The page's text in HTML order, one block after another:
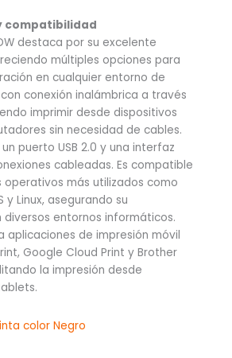
compatibilidad
destaca por su excelente
múltiples opciones para
en cualquier entorno de
conexión inalámbrica a través
imprimir desde dispositivos
sin necesidad de cables.
puerto USB 2.0 y una interfaz
cableadas. Es compatible
operativos más utilizados como
y Linux, asegurando su
diversos entornos informáticos.
aplicaciones de impresión móvil
Google Cloud Print y Brother
la impresión desde
color Negro